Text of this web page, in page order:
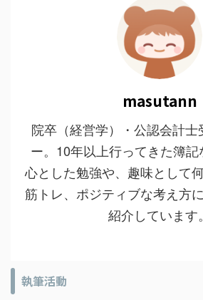
masutann
院卒（経営学）・公認会計
ー。10年以上行ってきた簿
心とした勉強や、趣味として
筋トレ、ポジティブな考え方
紹介しています。
執筆活動